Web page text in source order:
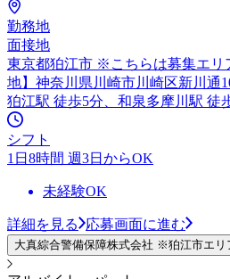
勤務地
面接地
東京都狛江市 ※こちらは募集エリ
地】神奈川県川崎市川崎区新川通
狛江駅 徒歩5分、和泉多摩川駅 徒
シフト
1日8時間 週3日からOK
未経験OK
詳細を見る 応募画面に進む
大真綜合警備保障株式会社 ※狛江市エリ